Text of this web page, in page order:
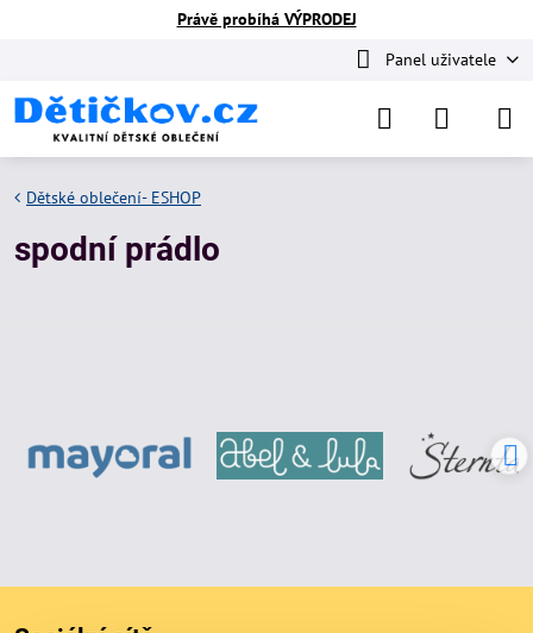
Právě probíhá VÝPRODEJ
Panel uživatele
Dětské oblečení- ESHOP
spodní prádlo